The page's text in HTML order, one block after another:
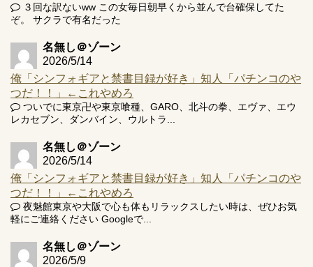
３回な訳ないww この女毎日朝早くから並んで台確保してた
ぞ。 サクラで有名だった
名無し＠ゾーン
2026/5/14
俺「シンフォギアと禁書目録が好き」知人「パチンコのや
つだ！！」←これやめろ
ついでに東京卍や東京喰種、GARO、北斗の拳、エヴァ、エウ
レカセブン、ダンバイン、ウルトラ...
名無し＠ゾーン
2026/5/14
俺「シンフォギアと禁書目録が好き」知人「パチンコのや
つだ！！」←これやめろ
夜魅館東京や大阪で心も体もリラックスしたい時は、ぜひお気
軽にご連絡ください Googleで...
名無し＠ゾーン
2026/5/9